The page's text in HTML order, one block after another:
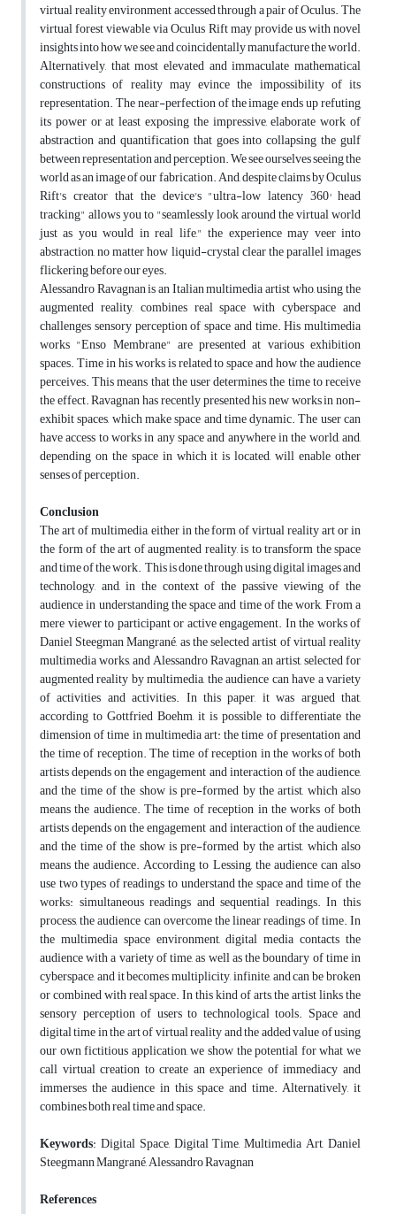
virtual reality environment accessed through a pair of Oculus. The
virtual forest viewable via Oculus Rift may provide us with novel
insights into how we see and coincidentally manufacture the world.
Alternatively, that most elevated and immaculate mathematical
constructions of reality may evince the impossibility of its
representation. The near-perfection of the image ends up refuting
its power or at least exposing the impressive, elaborate work of
abstraction and quantification that goes into collapsing the gulf
between representation and perception. We see ourselves seeing the
world as an image of our fabrication. And, despite claims by Oculus
Rift's creator that the device's "ultra-low latency 360° head
tracking" allows you to "seamlessly look around the virtual world
just as you would in real life," the experience may veer into
abstraction, no matter how liquid-crystal clear the parallel images
flickering before our eyes.
Alessandro Ravagnan is an Italian multimedia artist who, using the
augmented reality, combines real space with cyberspace and
challenges sensory perception of space and time. His multimedia
works "Enso Membrane" are presented at various exhibition
spaces. Time in his works is related to space and how the audience
perceives. This means that the user determines the time to receive
the effect. Ravagnan has recently presented his new works in non-
exhibit spaces, which make space and time dynamic. The user can
have access to works in any space and anywhere in the world, and,
depending on the space in which it is located, will enable other
senses of perception.
Conclusion
The art of multimedia, either in the form of virtual reality art or in
the form of the art of augmented reality, is to transform the space
and time of the work. This is done through using digital images and
technology, and, in the context of the passive viewing of the
audience in understanding the space and time of the work, From a
mere viewer to participant or active engagement. In the works of
Daniel Steegman Mangrané, as the selected artist of virtual reality
multimedia works, and Alessandro Ravagnan, an artist, selected for
augmented reality by multimedia, the audience can have a variety
of activities and activities. In this paper, it was argued that,
according to Gottfried Boehm, it is possible to differentiate the
dimension of time in multimedia art: the time of presentation and
the time of reception. The time of reception in the works of both
artists depends on the engagement and interaction of the audience,
and the time of the show is pre-formed by the artist, which also
means the audience. The time of reception in the works of both
artists depends on the engagement and interaction of the audience,
and the time of the show is pre-formed by the artist, which also
means the audience. According to Lessing, the audience can also
use two types of readings to understand the space and time of the
works: simultaneous readings and sequential readings. In this
process, the audience can overcome the linear readings of time. In
the multimedia space environment, digital media contacts the
audience with a variety of time, as well as the boundary of time in
cyberspace, and it becomes multiplicity, infinite, and can be broken
or combined with real space. In this kind of arts, the artist links the
sensory perception of users to technological tools. Space and
digital time in the art of virtual reality and the added value of using
our own fictitious application, we show the potential for what we
call virtual creation to create an experience of immediacy and
immerses the audience in this space and time. Alternatively, it
combines both real time and space.
Keywords: Digital Space, Digital Time, Multimedia Art, Daniel
Steegmann Mangrané, Alessandro Ravagnan
References